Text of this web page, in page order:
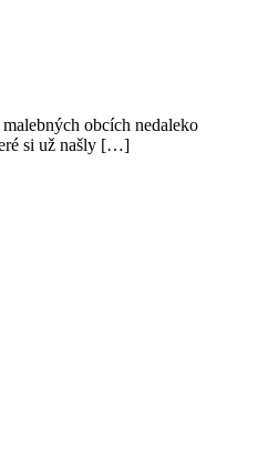
obcích nedaleko
si už našly […]